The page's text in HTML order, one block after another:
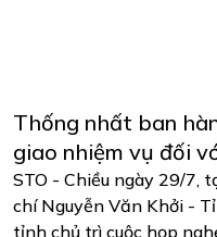
Thống nhất ban
giao nhiệm vụ đối
STO - Chiều ngày 29/7,
chí Nguyễn Văn Khởi -
tỉnh chủ trì cuộc họp